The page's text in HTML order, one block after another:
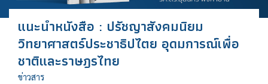
แนะนำหนังสือ : ปรัชญาสังคมนิยม
วิทยาศาสตร์ประชาธิปไตย อุดมการณ์เพื่อ
ชาติและราษฎรไทย
ข่าวสาร